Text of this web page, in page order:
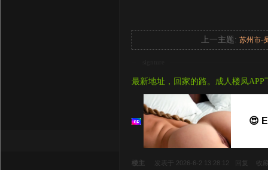
上一主题:苏州市-
最新地址，回家的路。成人楼凤APP
😍
楼主 发表于 2026-6-2 13:28:12 回复 收